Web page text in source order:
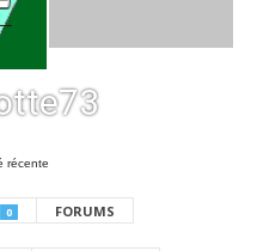
récente
0 FORUMS